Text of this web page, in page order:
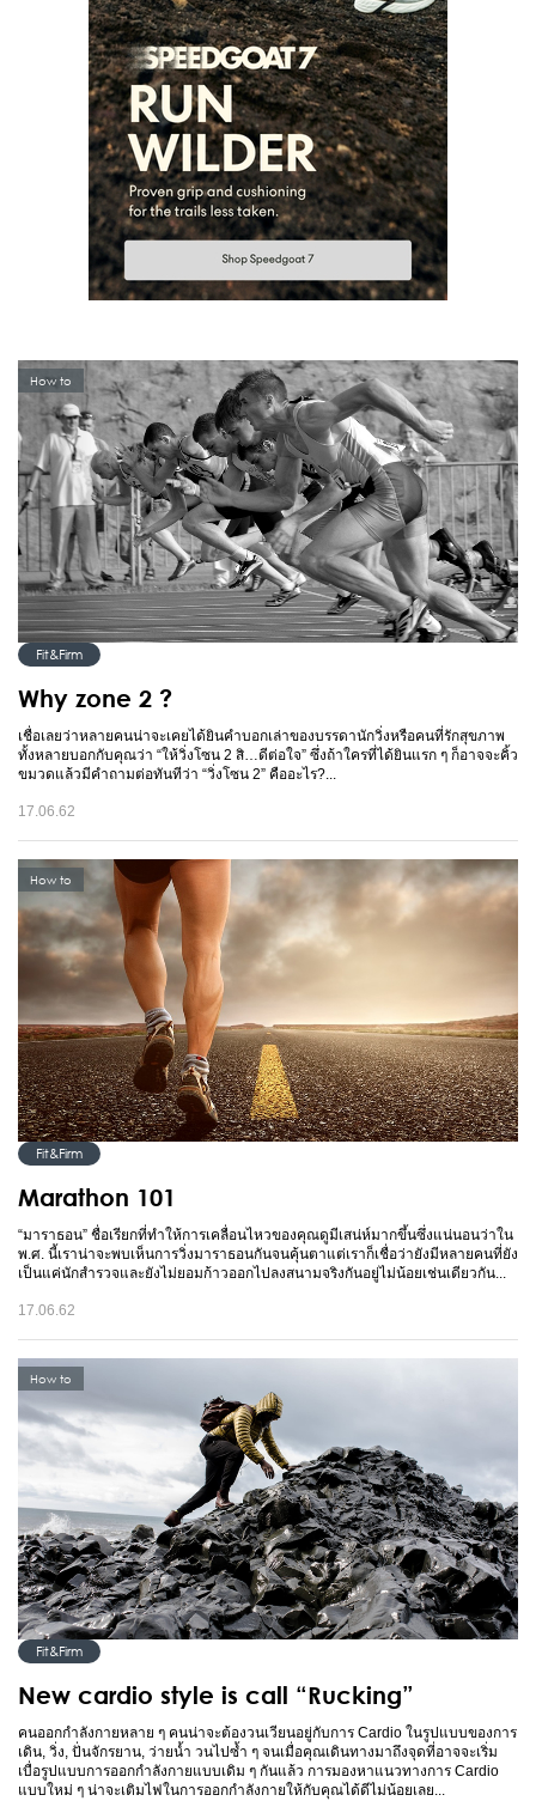
How to
Fit&Firm
Why zone 2 ?
เชื่อเลยว่าหลายคนน่าจะเคยได้ยินคำบอกเล่าของบรรดานักวิ่งหรือคนที่รักสุขภาพ
ทั้งหลายบอกกับคุณว่า “ให้วิ่งโซน 2 สิ…ดีต่อใจ” ซึ่งถ้าใครที่ได้ยินแรก ๆ ก็อาจจะคิ้ว
ขมวดแล้วมีคำถามต่อทันทีว่า “วิ่งโซน 2” คืออะไร?...
17.06.62
How to
Fit&Firm
Marathon 101
“มาราธอน” ชื่อเรียกที่ทำให้การเคลื่อนไหวของคุณดูมีเสน่ห์มากขึ้นซึ่งแน่นอนว่าใน
พ.ศ. นี้เราน่าจะพบเห็นการวิ่งมาราธอนกันจนคุ้นตาแต่เราก็เชื่อว่ายังมีหลายคนที่ยัง
เป็นแค่นักสำรวจและยังไม่ยอมก้าวออกไปลงสนามจริงกันอยู่ไม่น้อยเช่นเดียวกัน...
17.06.62
How to
Fit&Firm
New cardio style is call “Rucking”
คนออกกำลังกายหลาย ๆ คนน่าจะต้องวนเวียนอยู่กับการ Cardio ในรูปแบบของการ
เดิน, วิ่ง, ปั่นจักรยาน, ว่ายน้ำ วนไปซ้ำ ๆ จนเมื่อคุณเดินทางมาถึงจุดที่อาจจะเริ่ม
เบื่อรูปแบบการออกกำลังกายแบบเดิม ๆ กันแล้ว การมองหาแนวทางการ Cardio
แบบใหม่ ๆ น่าจะเติมไฟในการออกกำลังกายให้กับคุณได้ดีไม่น้อยเลย...